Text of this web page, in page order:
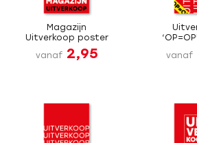
Magazijn
Uitverkoop poster
vanaf 2,95
vanaf